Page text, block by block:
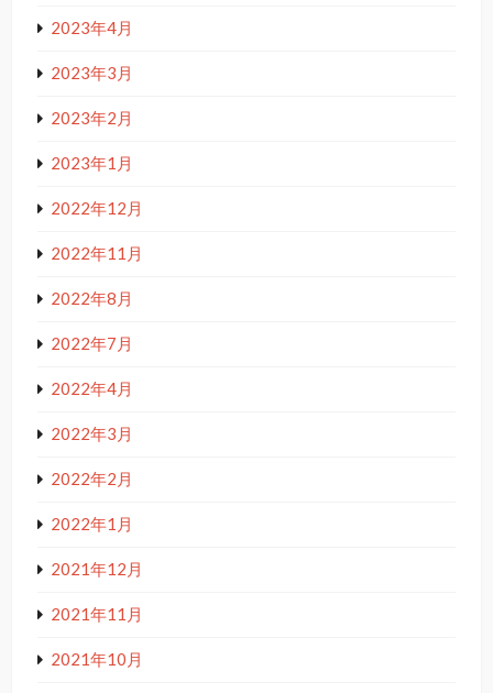
2023年4月
2023年3月
2023年2月
2023年1月
2022年12月
2022年11月
2022年8月
2022年7月
2022年4月
2022年3月
2022年2月
2022年1月
2021年12月
2021年11月
2021年10月